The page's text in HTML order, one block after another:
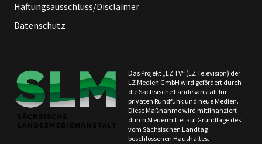
Haftungsausschluss/Disclaimer
Datenschutz
Das Projekt „LZ TV“ (LZ Television) der
LZ Medien GmbH wird gefördert durch
die Sächsische Landesanstalt für
privaten Rundfunk und neue Medien.
Diese Maßnahme wird mitfinanziert
durch Steuermittel auf Grundlage des
vom Sächsischen Landtag
beschlossenen Haushaltes.